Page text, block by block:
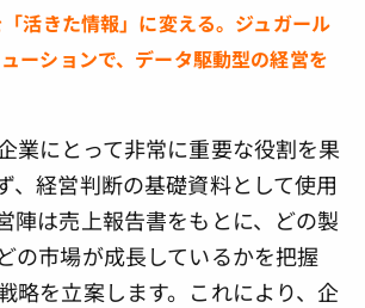
活きた情報」に変える。ジュガール
ーションで、データ駆動型の経営を
業にとって非常に重要な役割を果
、経営判断の基礎資料として使用
陣は売上報告書をもとに、どの製
の市場が成長しているかを把握
略を立案します。これにより、企